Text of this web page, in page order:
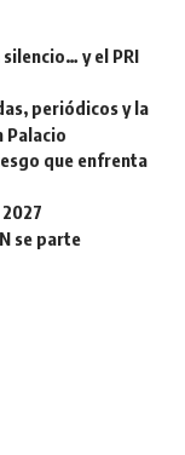
y el PRI
periódicos y la
Palacio
que enfrenta
se parte